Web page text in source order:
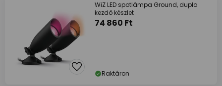
WiZ LED spotlámpa Ground, dupla
kezdő készlet
74 860 Ft
Raktáron